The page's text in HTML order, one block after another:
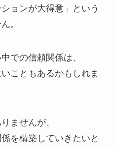
ョンが大得意」という
。
での信頼関係は、
こともあるかもしれま
ませんが、
を構築していきたいと